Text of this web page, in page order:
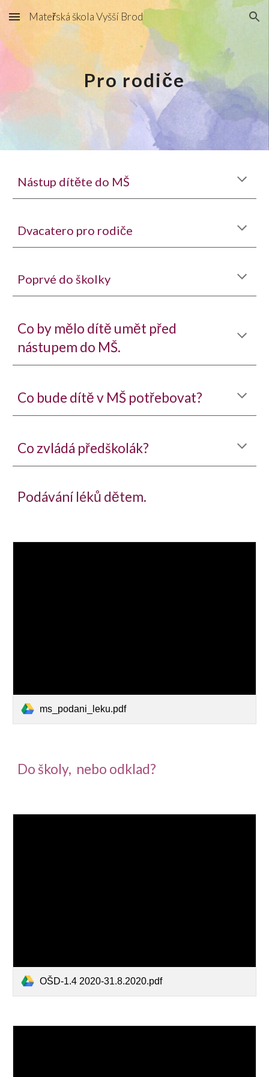
Skip to main content Skip to navigation
Mateřská škola Vyšší Brod
Pro rodiče
Nástup dítěte do MŠ
Dvacatero pro rodiče
Poprvé do školky
Co by mělo dítě umět před
nástupem do MŠ.
Co bude dítě v MŠ potřebovat?
Co zvládá předškolák?
Podávání léků dětem.
ms_podani_leku.pdf
Do školy, nebo odklad?
OŠD-1.4 2020-31.8.2020.pdf